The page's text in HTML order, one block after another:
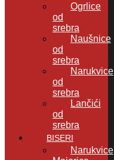
Ogrlice
od
srebra
Naušnice
od
srebra
Narukvice
od
srebra
Lančići
od
srebra
BISERI
Narukvice